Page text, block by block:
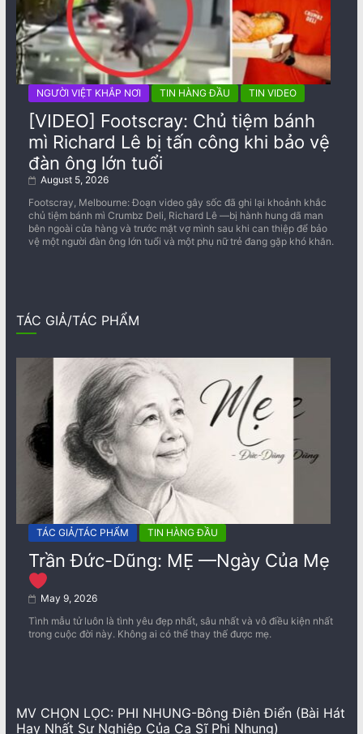
NGƯỜI VIỆT KHẮP NƠI TIN HÀNG ĐẦU TIN VIDEO
[VIDEO] Footscray: Chủ tiệm bánh
mì Richard Lê bị tấn công khi bảo vệ
đàn ông lớn tuổi
August 5, 2026
Footscray, Melbourne: Đoạn video gây sốc đã ghi lại khoảnh khắc
chủ tiệm bánh mì Crumbz Deli, Richard Lê —bị hành hung dã man
bên ngoài cửa hàng và trước mặt vợ mình sau khi can thiệp để bảo
vệ một người đàn ông lớn tuổi và một phụ nữ trẻ đang gặp khó khăn.
TÁC GIẢ/TÁC PHẨM
TÁC GIẢ/TÁC PHẨM TIN HÀNG ĐẦU
Trần Đức-Dũng: MẸ —Ngày Của Mẹ
May 9, 2026
Tình mẫu tử luôn là tình yêu đẹp nhất, sâu nhất và vô điều kiện nhất
trong cuộc đời này. Không ai có thể thay thế được mẹ.
MV CHỌN LỌC: PHI NHUNG-Bông Điên Điển (Bài Hát
Hay Nhất Sự Nghiệp Của Ca Sĩ Phi Nhung)